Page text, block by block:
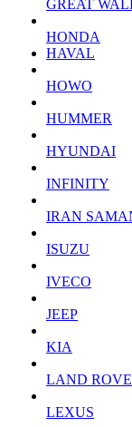
GREAT
HONDA
HAVAL
HOWO
HUMMER
HYUNDAI
INFINITY
IRAN
ISUZU
IVECO
JEEP
KIA
LAND
LEXUS